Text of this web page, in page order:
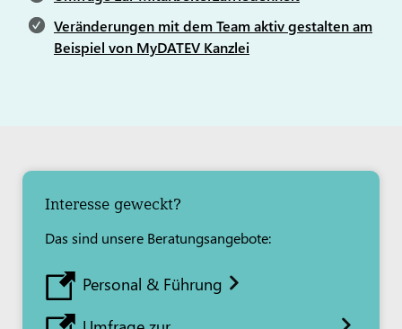
Veränderungen mit dem Team aktiv gestalten am
Beispiel von MyDATEV Kanzlei
Interesse geweckt?
Das sind unsere Beratungsangebote:
Personal & Führung